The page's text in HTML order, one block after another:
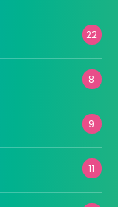
22
8
9
11